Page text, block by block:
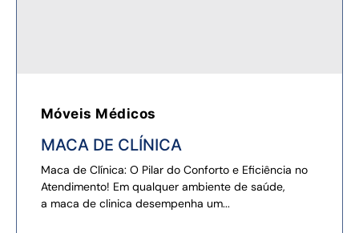
Móveis Médicos
MACA DE CLÍNICA
Maca de Clínica: O Pilar do Conforto e Eficiência no
Atendimento! Em qualquer ambiente de saúde,
a maca de clinica desempenha um...